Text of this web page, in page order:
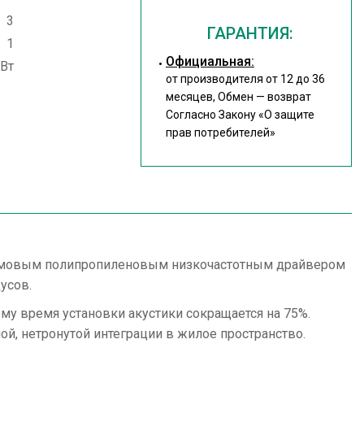
ГАРАНТИЯ:
Официальная:
от производителя от 12 до 36
месяцев, Обмен — возврат
Согласно Закону«О защите
прав потребителей»
полипропиленовым низкочастотным драйвером
время установки акустики сокращается на 75%.
нетронутой интеграции в жилое пространство.